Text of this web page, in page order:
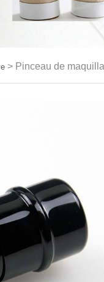
> Pinceau de